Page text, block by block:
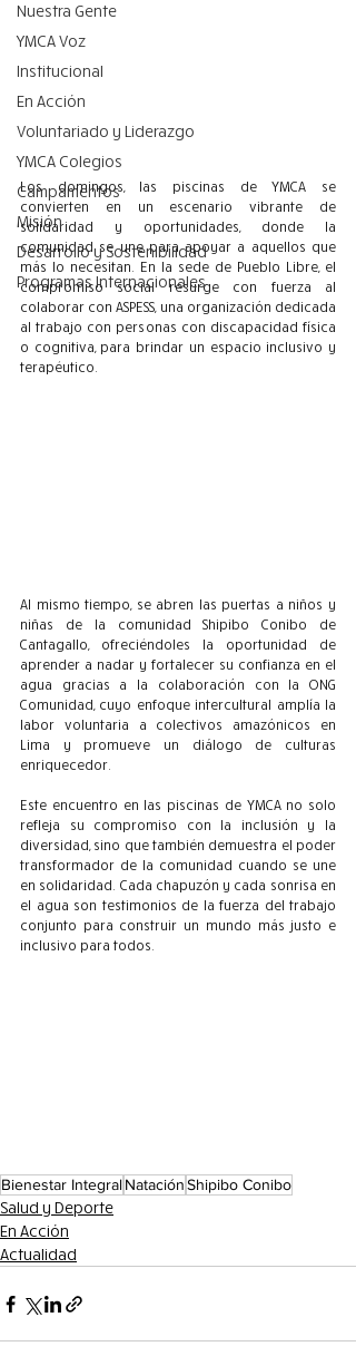
Nuestra Gente
YMCA Voz
Institucional
En Acción
Voluntariado y Liderazgo
YMCA Colegios
Campamentos
Misión
Desarrollo y Sostenibilidad
Programas Internacionales
Los domingos, las piscinas de YMCA se
convierten en un escenario vibrante de
solidaridad y oportunidades, donde la
comunidad se une para apoyar a aquellos que
más lo necesitan. En la sede de Pueblo Libre, el
compromiso social resurge con fuerza al
colaborar con ASPESS, una organización dedicada
al trabajo con personas con discapacidad física
o cognitiva, para brindar un espacio inclusivo y
terapéutico.
Al mismo tiempo, se abren las puertas a niños y
niñas de la comunidad Shipibo Conibo de
Cantagallo, ofreciéndoles la oportunidad de
aprender a nadar y fortalecer su confianza en el
agua gracias a la colaboración con la ONG
Comunidad, cuyo enfoque intercultural amplía la
labor voluntaria a colectivos amazónicos en
Lima y promueve un diálogo de culturas
enriquecedor.
Este encuentro en las piscinas de YMCA no solo
refleja su compromiso con la inclusión y la
diversidad, sino que también demuestra el poder
transformador de la comunidad cuando se une
en solidaridad. Cada chapuzón y cada sonrisa en
el agua son testimonios de la fuerza del trabajo
conjunto para construir un mundo más justo e
inclusivo para todos.
Bienestar IntegralNataciónShipibo Conibo
Salud y Deporte
En Acción
Actualidad